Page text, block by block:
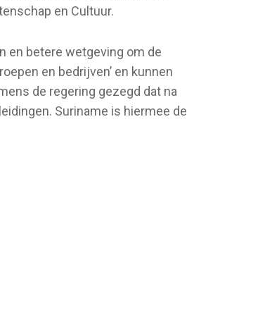
en Cultuur.
en betere wetgeving om de
en bedrijven’ en kunnen
de regering gezegd dat na
Suriname is hiermee de